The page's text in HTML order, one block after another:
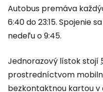
Autobus premáva
6:40 do 23:15. Spojenie
nedeľu o 9:45.
Jednorazový lístok stojí
prostredníctvom
bezkontaktnou kartou v